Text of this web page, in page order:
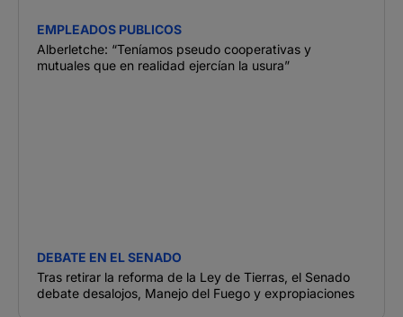
EMPLEADOS PUBLICOS
Alberletche: “Teníamos pseudo cooperativas y
mutuales que en realidad ejercían la usura”
DEBATE EN EL SENADO
Tras retirar la reforma de la Ley de Tierras, el Senado
debate desalojos, Manejo del Fuego y expropiaciones